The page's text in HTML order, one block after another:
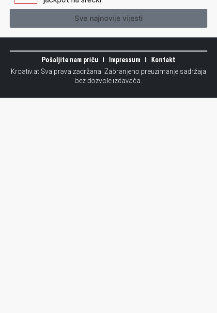
Sve najnovije vijesti
Pošaljite nam priču Impressum
Kontakt
Kroativ.at Sva prava zadržana. Zabranjeno preuzimanje sadržaja
bez dozvole izdavača.